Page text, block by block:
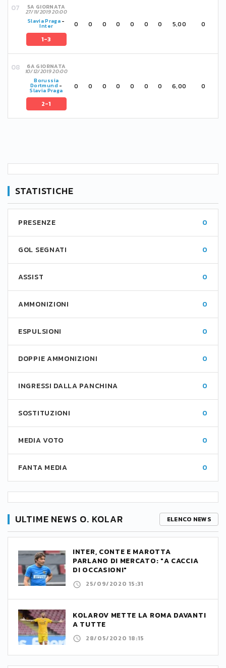
5A GIORNATA
27/11/2019 20:00
Slavia Praga -
Inter
1-3
0 0 0 0 0 0 0 5,00 0
6A GIORNATA
10/12/2019 20:00
Borussia
Dortmund-
Slavia Praga
2-1
0 0 0 0 0 0 0 6,00 0
STATISTICHE
PRESENZE 0
GOL SEGNATI 0
ASSIST 0
AMMONIZIONI 0
ESPULSIONI 0
DOPPIE AMMONIZIONI 0
INGRESSI DALLA PANCHINA 0
SOSTITUZIONI 0
MEDIA VOTO 0
FANTA MEDIA 0
ULTIME NEWS O. KOLAR ELENCO NEWS
INTER, CONTE E MAROTTA
PARLANO DI MERCATO: "A CACCIA
DI OCCASIONI"
25/09/2020 15:31
KOLAROV METTE LA ROMA DAVANTI
A TUTTE
28/05/2020 18:15